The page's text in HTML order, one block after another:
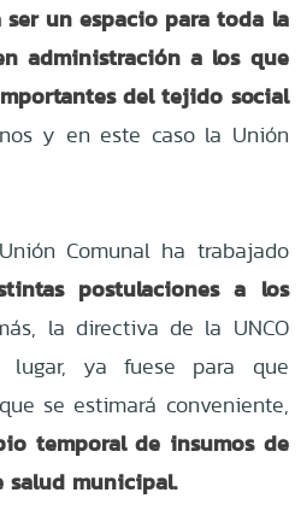
un espacio para toda la
administración a los que
del tejido social
y en este caso la Unión
Comunal ha trabajado
postulaciones a los
la directiva de la UNCO
ya fuese para que
se estimará conveniente,
temporal de insumos de
salud municipal.